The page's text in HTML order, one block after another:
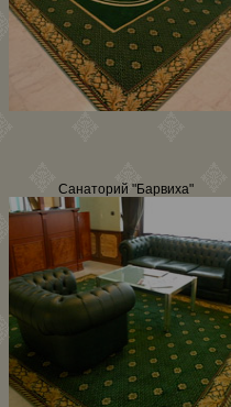
Санаторий "Барвиха"